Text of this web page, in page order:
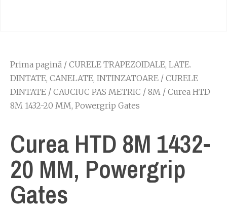
Prima pagină / CURELE TRAPEZOIDALE, LATE.
DINTATE, CANELATE, INTINZATOARE / CURELE
DINTATE / CAUCIUC PAS METRIC / 8M / Curea HTD
8M 1432-20 MM, Powergrip Gates
Curea HTD 8M 1432-
20 MM, Powergrip
Gates